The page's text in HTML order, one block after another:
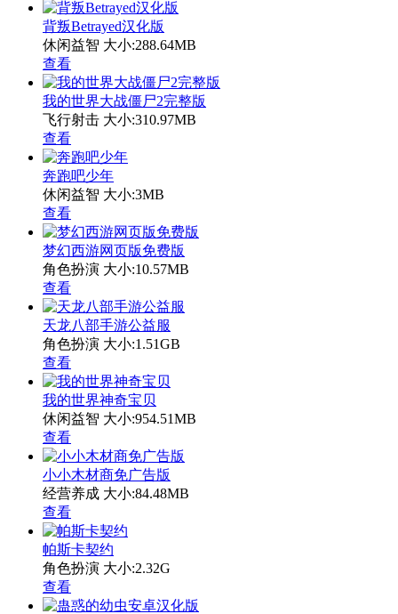
背叛Betrayed汉化版
休闲益智 大小:288.64MB
查看
我的世界大战僵尸2完整版
飞行射击 大小:310.97MB
查看
奔跑吧少年
休闲益智 大小:3MB
查看
梦幻西游网页版免费版
角色扮演 大小:10.57MB
查看
天龙八部手游公益服
角色扮演 大小:1.51GB
查看
我的世界神奇宝贝
休闲益智 大小:954.51MB
查看
小小木材商免广告版
经营养成 大小:84.48MB
查看
帕斯卡契约
角色扮演 大小:2.32G
查看